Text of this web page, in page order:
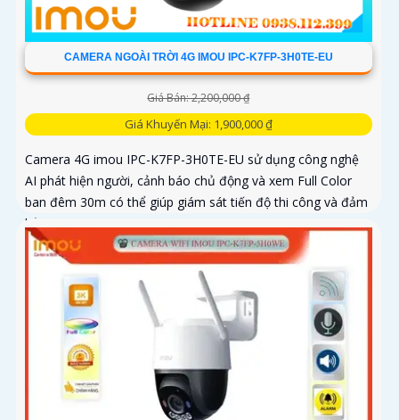
CAMERA NGOÀI TRỜI 4G IMOU IPC-K7FP-3H0TE-EU
Giá Bán: 2,200,000 ₫
Giá Khuyến Mại: 1,900,000 ₫
Camera 4G imou IPC-K7FP-3H0TE-EU sử dụng công nghệ
AI phát hiện người, cảnh báo chủ động và xem Full Color
ban đêm 30m có thể giúp giám sát tiến độ thi công và đảm
bảo an ninh cho công trình xây dựng, đặc biệt là trong
những khu vực mà việc đi lại khó khăn hoặc không có sẵn
kết nối mạng ổn định. Camera IPC-K7FP-3H0TE-EU sử dụng
công nghệ nhận diện người và động vật, kết hợp Wifi không